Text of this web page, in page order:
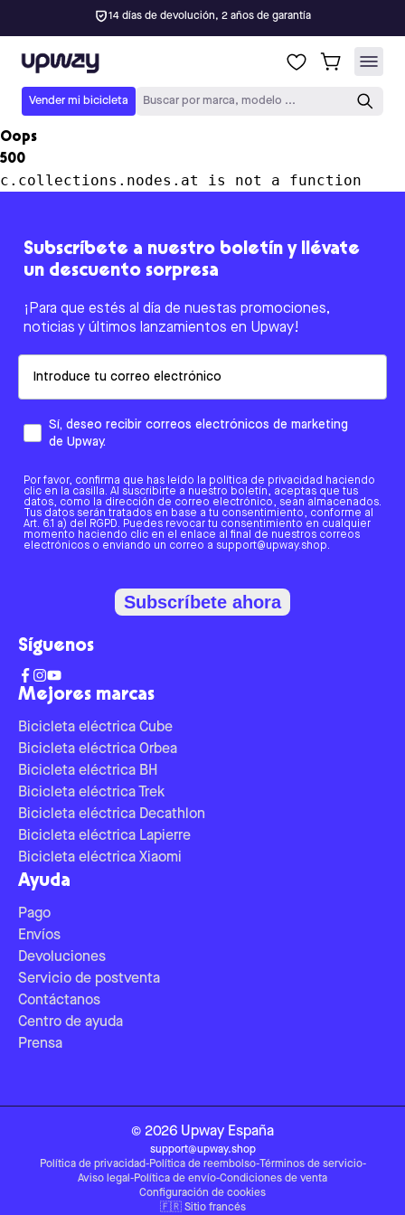
14 días de devolución, 2 años de garantía
Upway
Vender mi bicicleta Buscar por marca, modelo ...
Oops
500
c.collections.nodes.at is not a function
Mejores marcas
Bicicleta eléctrica Cube
Bicicleta eléctrica Orbea
Bicicleta eléctrica BH
Bicicleta eléctrica Trek
Bicicleta eléctrica Decathlon
Bicicleta eléctrica Lapierre
Bicicleta eléctrica Xiaomi
Ayuda
Pago
Envíos
Devoluciones
Servicio de postventa
Contáctanos
Centro de ayuda
Prensa
Subscríbete a nuestro boletín y llévate
un descuento sorpresa
¡Para que estés al día de nuestas promociones,
noticias y últimos lanzamientos en Upway!
Sí, deseo recibir correos electrónicos de marketing
de Upway.
Por favor, confirma que has leído la política de privacidad haciendo
clic en la casilla. Al suscribirte a nuestro boletín, aceptas que tus
datos, como la dirección de correo electrónico, sean almacenados.
Tus datos serán tratados en base a tu consentimiento, conforme al
Art. 6.1 a) del RGPD. Puedes revocar tu consentimiento en cualquier
momento haciendo clic en el enlace al final de nuestros correos
electrónicos o enviando un correo a support@upway.shop.
Subscríbete ahora
Síguenos
© 2026 Upway España
support@upway.shop
Política de privacidad-Política de reembolso-Términos de servicio-
Aviso legal -Política de envío-Condiciones de venta
Configuración de cookies
🇫🇷 Sitio francés